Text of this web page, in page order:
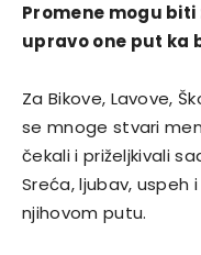
Promene mogu
upravo one put ka
Za Bikove, Lavove,
se mnoge stvari
čekali i priželjkivali
Sreća, ljubav, uspeh
njihovom putu.